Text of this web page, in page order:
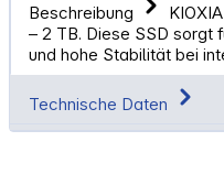
Beschreibung
– 2 TB. Diese SSD sorgt
und hohe Stabilität bei
Technische Daten